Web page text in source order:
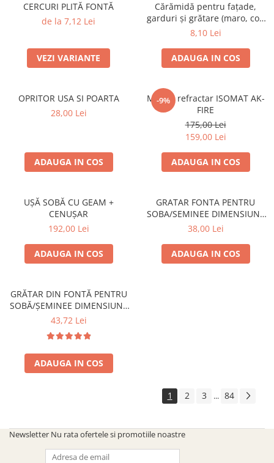
ȘEMINEE ȘI ÎNCĂLZITOARE DE
CERCURI PLITĂ FONTĂ
de la 7,12 Lei
VEZI VARIANTE
Cărămidă pentru fațade,
garduri și grătare (maro, colț
rotunjit) – 250 × 120 × 65 mm
8,10 Lei
ADAUGA IN COS
OPRITOR USA SI POARTA
28,00 Lei
ADAUGA IN COS
-9%
Mortar refractar ISOMAT AK-
FIRE
175,00 Lei
159,00 Lei
ADAUGA IN COS
UȘĂ SOBĂ CU GEAM +
CENUȘAR
192,00 Lei
ADAUGA IN COS
GRATAR FONTA PENTRU
SOBA/SEMINEE DIMENSIUNE
250x170 mm
38,00 Lei
ADAUGA IN COS
GRĂTAR DIN FONTĂ PENTRU
SOBĂ/ȘEMINEE DIMENSIUNE
300 mm x 200 mm
43,72 Lei
ADAUGA IN COS
1 2 3 ... 84
Newsletter Nu rata ofertele si promotiile noastre